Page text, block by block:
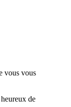
vous vous
de